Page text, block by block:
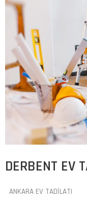
DERBENT EV
ANKARA EV TADILATI